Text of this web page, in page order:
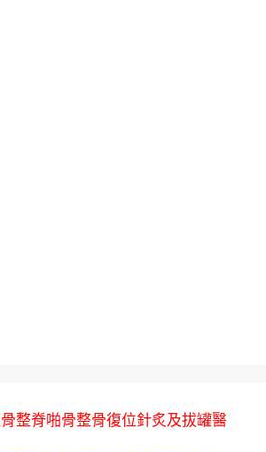
整脊啪骨整骨復位針炙及拔罐醫